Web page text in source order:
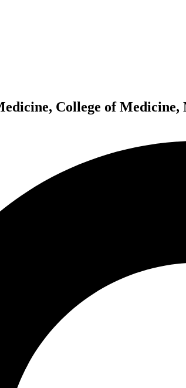
College of Medicine,